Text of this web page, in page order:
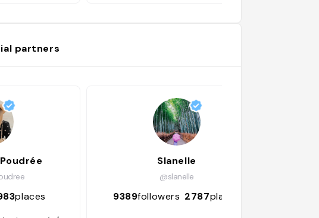
partners
places
Slanelle
@slanelle
9389followers 2787places